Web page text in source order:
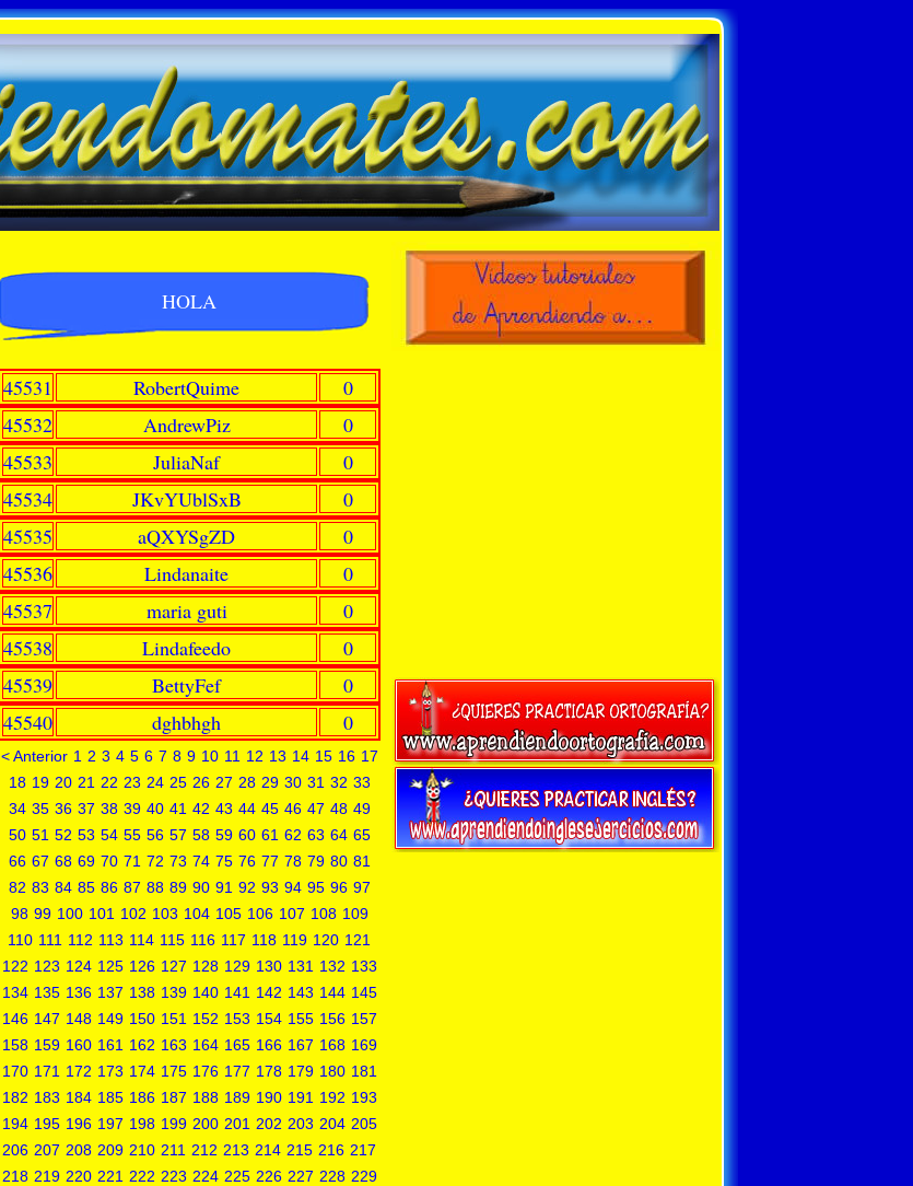
HOLA
45531 RobertQuime
0
45532
AndrewPiz
0
45533
JuliaNaf
0
45534
JKvYUblSxB
0
45535
aQXYSgZD
0
45536
Lindanaite
0
45537
maria guti
0
45538
Lindafeedo
0
45539
BettyFef
0
45540
dghbhgh 0
< Anterior 1 2 3 4 5 6 7 8 9 10 11 12 13 14 15 16 17
18 19 20 21 22 23 24 25 26 27 28 29 30 31 32 33
34 35 36 37 38 39 40 41 42 43 44 45 46 47 48 49
50 51 52 53 54 55 56 57 58 59 60 61 62 63 64 65
66 67 68 69 70 71 72 73 74 75 76 77 78 79 80 81
82 83 84 85 86 87 88 89 90 91 92 93 94 95 96 97
98 99 100 101 102 103 104 105 106 107 108 109
110 111 112 113 114 115 116 117 118 119 120 121
122 123 124 125 126 127 128 129 130 131 132 133
134 135 136 137 138 139 140 141 142 143 144 145
146 147 148 149 150 151 152 153 154 155 156 157
158 159 160 161 162 163 164 165 166 167 168 169
170 171 172 173 174 175 176 177 178 179 180 181
182 183 184 185 186 187 188 189 190 191 192 193
194 195 196 197 198 199 200 201 202 203 204 205
206 207 208 209 210 211 212 213 214 215 216 217
218 219 220 221 222 223 224 225 226 227 228 229